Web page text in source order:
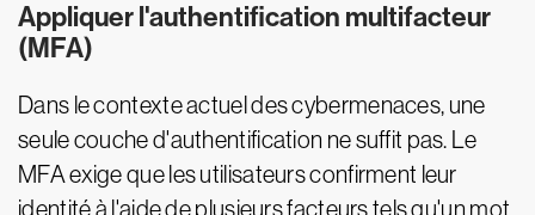
Appliquer l'authentification multifacteur
(MFA)
Dans le contexte actuel des cybermenaces, une
seule couche d'authentification ne suffit pas. Le
MFA exige que les utilisateurs confirment leur
identité à l'aide de plusieurs facteurs tels qu'un mot